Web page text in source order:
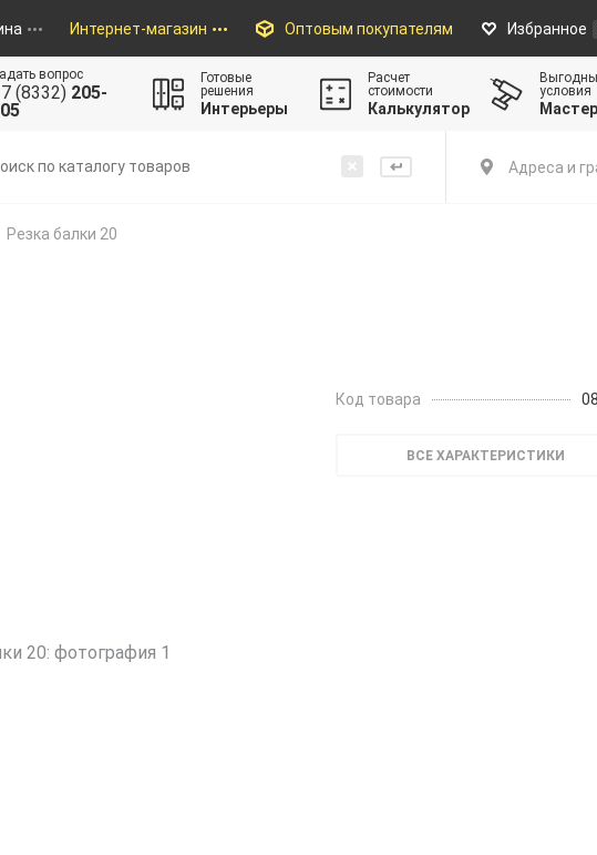
Интернет-магазин Оптовым покупателям Избранное
вопрос
(8332) 205-
Готовые
решения
Интерьеры
Расчет
стоимости
Калькулятор
условия
Адреса и
Резка балки 20
Код товара
ВСЕ ХАРАКТЕРИСТИКИ